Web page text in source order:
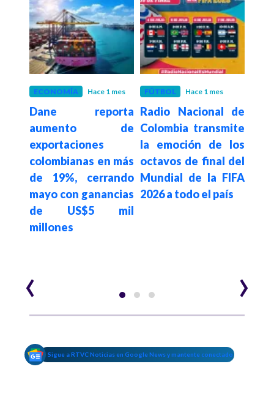
ECONOMÍA Hace 1 mes
Dane reporta
aumento de
exportaciones
colombianas en más
de 19%, cerrando
mayo con ganancias
de US$5 mil
millones
FÚTBOL Hace 1 mes
Radio Nacional de
Colombia transmite
la emoción de los
octavos de final del
Mundial de la FIFA
2026 a todo el país
‹ ›
Sigue a RTVC Noticias en Google News y mantente conectado